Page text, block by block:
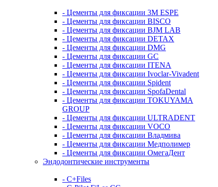
- Цементы для фиксации 3M ESPE
- Цементы для фиксации BISCO
- Цементы для фиксации BJM LAB
- Цементы для фиксации DETAX
- Цементы для фиксации DMG
- Цементы для фиксации GC
- Цементы для фиксации ITENA
- Цементы для фиксации Ivoclar-Vivadent
- Цементы для фиксации Spident
- Цементы для фиксации SpofaDental
- Цементы для фиксации TOKUYAMA
GROUP
- Цементы для фиксации ULTRADENT
- Цементы для фиксации VOCO
- Цементы для фиксации Владмива
- Цементы для фиксации Медполимер
- Цементы для фиксации ОмегаДент
Эндодонтические инструменты
- C+Files